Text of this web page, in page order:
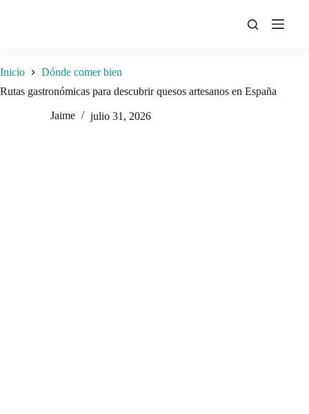
Inicio
Dónde comer bien
Rutas gastronómicas para descubrir quesos artesanos en España
Jaime julio 31, 2026